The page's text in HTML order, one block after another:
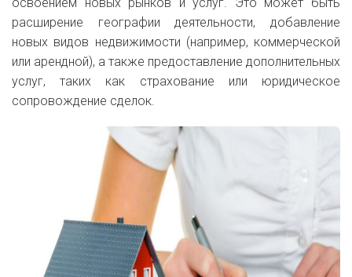
расширение географии деятельности, добавление
новых видов недвижимости (например, коммерческой
или арендной), а также предоставление дополнительных
услуг, таких как страхование или юридическое
сопровождение сделок.